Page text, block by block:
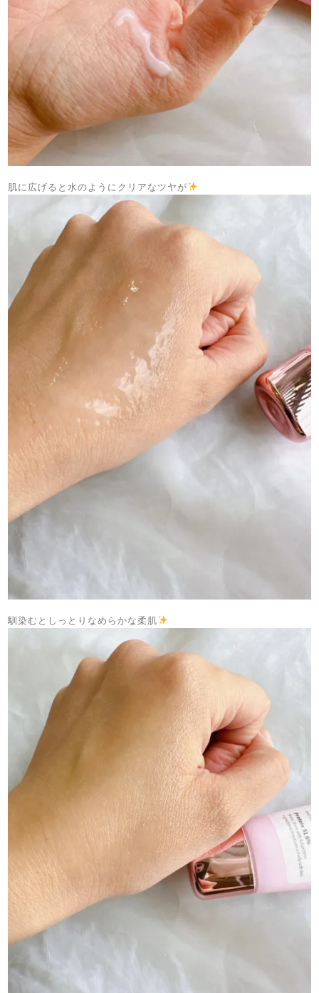
肌に広げると水のようにクリアなツヤが
馴染むとしっとりなめらかな柔肌